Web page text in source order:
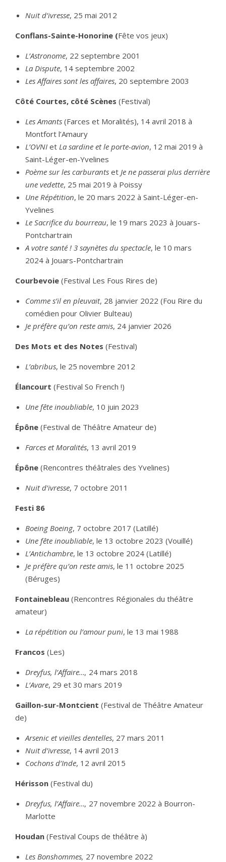
Nuit d’ivresse, 25 mai 2012
Conflans-Sainte-Honorine (Fête vos jeux)
L’Astronome, 22 septembre 2001
La Dispute, 14 septembre 2002
Les Affaires sont les affaires, 20 septembre 2003
Côté Courtes, côté Scènes (Festival)
Les Amants (Farces et Moralités), 14 avril 2018 à
Montfort l’Amaury
L’OVNI et La sardine et le porte-avion, 12 mai 2019 à
Saint-Léger-en-Yvelines
Poème sur les carburants et Je ne passerai plus derrière
une vedette, 25 mai 2019 à Poissy
Une Répétition, le 20 mars 2022 à Saint-Léger-en-
Yvelines
Le Sacrifice du bourreau, le 19 mars 2023 à Jouars-
Pontchartrain
A votre santé ! 3 saynètes du spectacle, le 10 mars
2024 à Jouars-Pontchartrain
Courbevoie (Festival Les Fous Rires de)
Comme s’il en pleuvait, 28 janvier 2022 (Fou Rire du
comédien pour Olivier Bulteau)
Je préfère qu’on reste amis, 24 janvier 2026
Des Mots et des Notes (Festival)
L’abribus, le 25 novembre 2012
Élancourt (Festival So French !)
Une fête inoubliable, 10 juin 2023
Épône (Festival de Théâtre Amateur de)
Farces et Moralités, 13 avril 2019
Épône (Rencontres théâtrales des Yvelines)
Nuit d’ivresse, 7 octobre 2011
Festi 86
Boeing Boeing, 7 octobre 2017 (Latillé)
Une fête inoubliable, le 13 octobre 2023 (Vouillé)
L’Antichambre, le 13 octobre 2024 (Latillé)
Je préfère qu’on reste amis, le 11 octobre 2025
(Béruges)
Fontainebleau (Rencontres Régionales du théâtre
amateur)
La répétition ou l’amour puni, le 13 mai 1988
Francos (Les)
Dreyfus, l’Affaire…, 24 mars 2018
L’Avare, 29 et 30 mars 2019
Gaillon-sur-Montcient (Festival de Théâtre Amateur
de)
Arsenic et vieilles dentelles, 27 mars 2011
Nuit d’ivresse, 14 avril 2013
Cochons d’Inde, 12 avril 2015
Hérisson (Festival du)
Dreyfus, l’Affaire…, 27 novembre 2022 à Bourron-
Marlotte
Houdan (Festival Coups de théâtre à)
Les Bonshommes, 27 novembre 2022